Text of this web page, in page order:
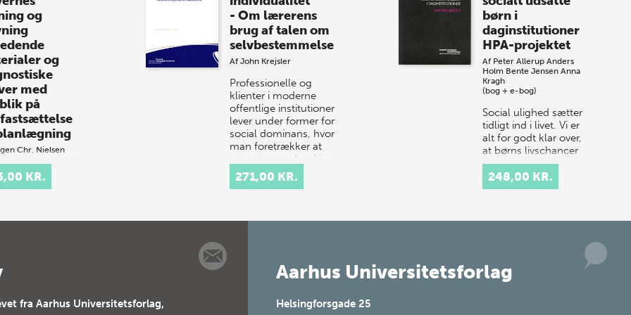
Vi gentager succesen og inviterer igen i
år til vores store sommer-lagersalg,
så sæt kryds i kalenderen onsdag den
og
og
med
på
Chr. Nielsen
for en god
er, at
KR.
- Om lærerens
brug af talen om
selvbestemmelse
Af John Krejsler
Professionelle og
klienter i moderne
offentlige institutioner
lever under former for
social dominans, hvor
man foretrækker at
gøre ting med ord i
sted…
271,00 KR.
børn i
daginstitutioner
HPA-projektet
Af Peter Allerup Anders
Holm Bente Jensen Anna
Kragh
(bog + e-bog)
Social ulighed sætter
tidligt ind i livet. Vi er
alt for godt klar over,
at børns livschancer
og muligheder ikke er
ens, men afhænger af
forældrebaggr…
248,00 KR.
fra Aarhus Universitetsforlag,
Aarhus Universitetsforlag
Helsingforsgade 25